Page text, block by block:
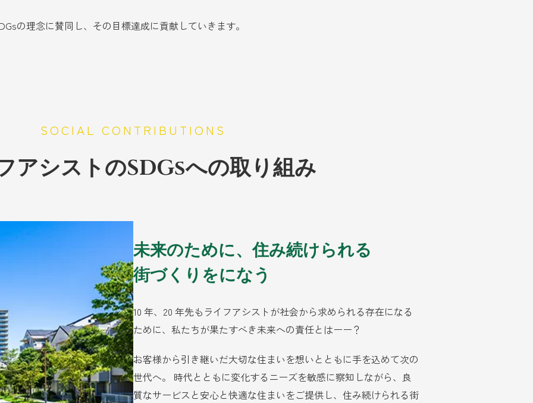
の理念に賛同し、その目標達成に貢献していきます。
SOCIAL CONTRIBUTIONS
アシストのSDGsへの取り組み
未来のために、住み続けられる
街づくりをになう
10 年、20 年先もライフアシストが社会から求められる存在になる
ために、私たちが果たすべき未来への責任とはーー？
お客様から引き継いだ大切な住まいを想いとともに手を込めて次の
世代へ。 時代とともに変化するニーズを敏感に察知しながら、良
質なサービスと安心と快適な住まいをご提供し、住み続けられる街